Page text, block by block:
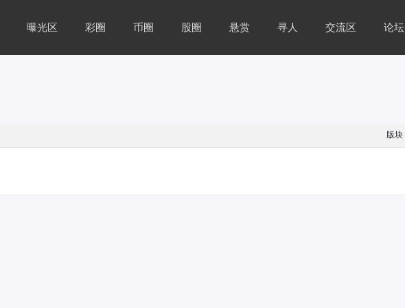
曝光区 彩圈 币圈 股圈 悬赏 寻人 交流区 论坛
版块